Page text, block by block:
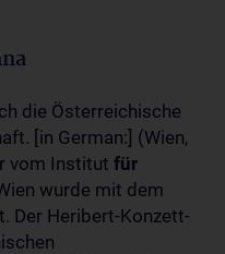
die Österreichische
[in German:] (Wien,
vom Institut für
wurde mit dem
Der Heribert-Konzett-